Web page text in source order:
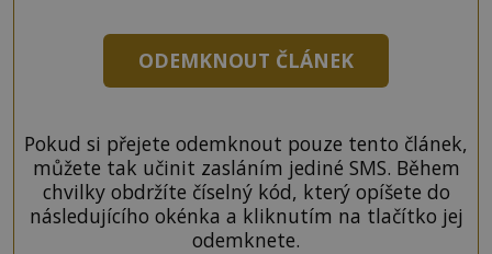
ODEMKNOUT ČLÁNEK
Pokud si přejete odemknout pouze tento článek,
můžete tak učinit zasláním jediné SMS. Během
chvilky obdržíte číselný kód, který opíšete do
následujícího okénka a kliknutím na tlačítko jej
odemknete.